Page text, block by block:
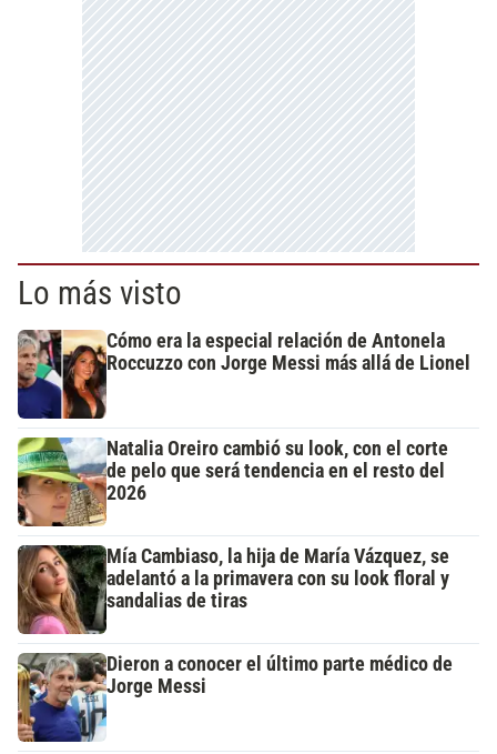
Lo más visto
Cómo era la especial relación de Antonela
Roccuzzo con Jorge Messi más allá de Lionel
Natalia Oreiro cambió su look, con el corte
de pelo que será tendencia en el resto del
2026
Mía Cambiaso, la hija de María Vázquez, se
adelantó a la primavera con su look floral y
sandalias de tiras
Dieron a conocer el último parte médico de
Jorge Messi